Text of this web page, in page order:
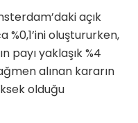
açık
%0,1’ini oluştururken,
payı yaklaşık %4
alınan kararın
olduğu